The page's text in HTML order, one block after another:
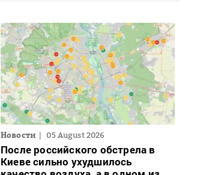
Новости 05 August 2026
После российского обстрела в
Киеве сильно ухудшилось